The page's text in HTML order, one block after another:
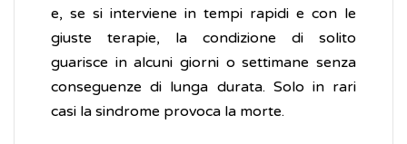
e, se si interviene in tempi rapidi e con le
giuste terapie, la condizione di solito
guarisce in alcuni giorni o settimane senza
conseguenze di lunga durata. Solo in rari
casi la sindrome provoca la morte.